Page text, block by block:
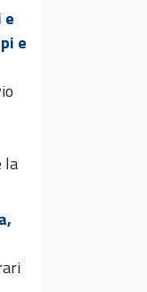
e
e
la